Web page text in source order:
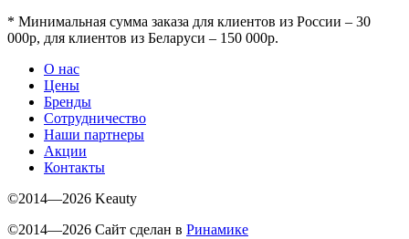
* Минимальная сумма заказа для клиентов из России – 30
000р, для клиентов из Беларуси – 150 000р.
О нас
Цены
Бренды
Сотрудничество
Наши партнеры
Акции
Контакты
©2014—2026 Keauty
©2014—2026 Сайт сделан в Ринамике